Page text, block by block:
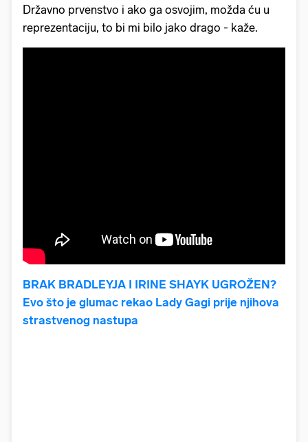
Državno prvenstvo i ako ga osvojim, možda ću u
reprezentaciju, to bi mi bilo jako drago - kaže.
BRAK BRADLEYJA I IRINE SHAYK UGROŽEN?
Evo što je glumac rekao Lady Gagi prije njihova
strastvenog nastupa